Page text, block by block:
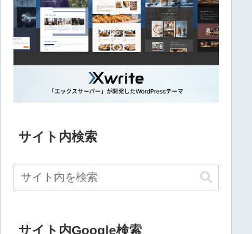
サイト内検索
サイト内Google検索